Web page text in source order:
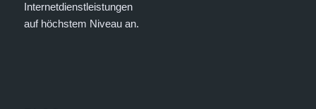
Internetdienstleistungen
auf höchstem Niveau an.